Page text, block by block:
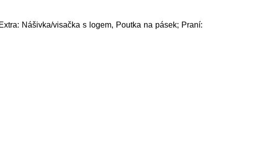
Nášivka/visačka s logem, Poutka na pásek; Praní: